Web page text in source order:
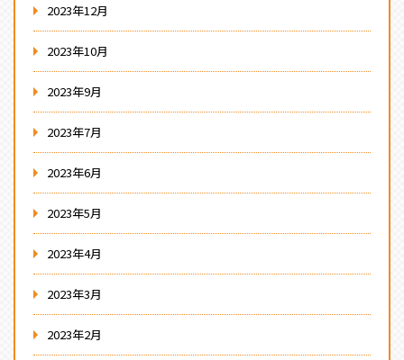
2023年12月
2023年10月
2023年9月
2023年7月
2023年6月
2023年5月
2023年4月
2023年3月
2023年2月